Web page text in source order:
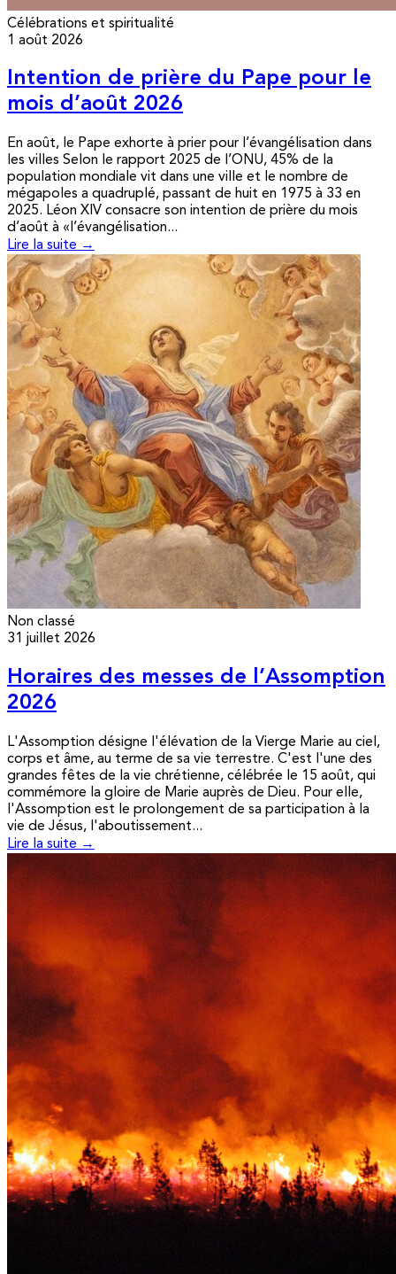
Célébrations et spiritualité
1 août 2026
Intention de prière du Pape pour le
mois d’août 2026
En août, le Pape exhorte à prier pour l’évangélisation dans
les villes Selon le rapport 2025 de l’ONU, 45% de la
population mondiale vit dans une ville et le nombre de
mégapoles a quadruplé, passant de huit en 1975 à 33 en
2025. Léon XIV consacre son intention de prière du mois
d’août à «l’évangélisation...
Lire la suite →
Non classé
31 juillet 2026
Horaires des messes de l’Assomption
2026
L'Assomption désigne l'élévation de la Vierge Marie au ciel,
corps et âme, au terme de sa vie terrestre. C'est l'une des
grandes fêtes de la vie chrétienne, célébrée le 15 août, qui
commémore la gloire de Marie auprès de Dieu. Pour elle,
l'Assomption est le prolongement de sa participation à la
vie de Jésus, l'aboutissement...
Lire la suite →